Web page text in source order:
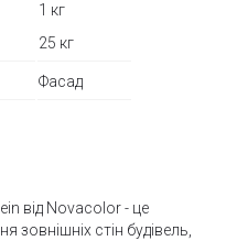
1 кг
25 кг
Фасад
від Novacolor - це
зовнішніх стін будівель,